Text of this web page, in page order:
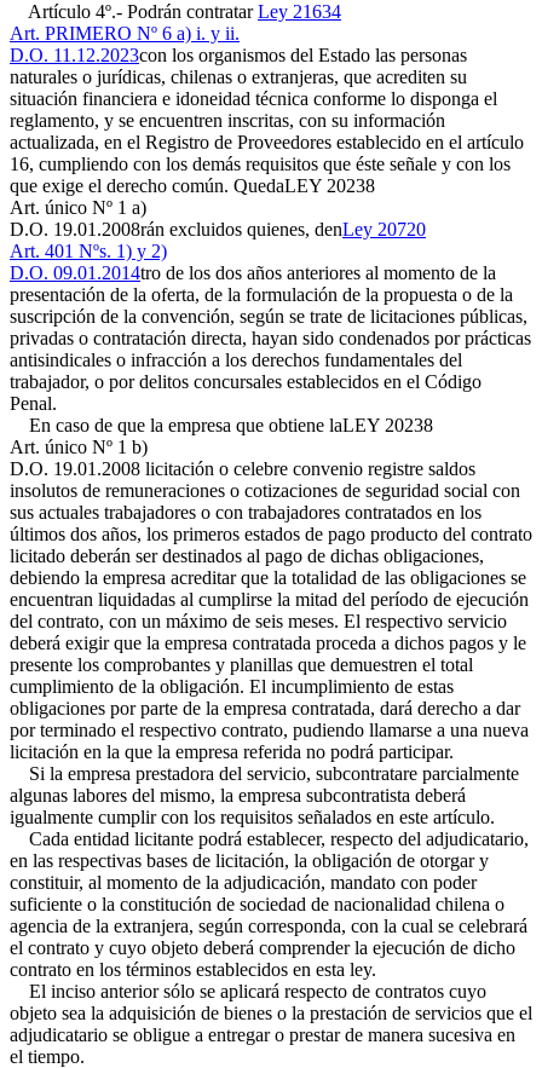
Artículo 4º.- Podrán contratarLey 21634
Art. PRIMERO Nº 6 a) i. y ii.
D.O. 11.12.2023con los organismos del Estado las personas
naturales o jurídicas, chilenas o extranjeras, que acrediten su
situación financiera e idoneidad técnica conforme lo disponga el
reglamento, y se encuentren inscritas, con su información
actualizada, en el Registro de Proveedores establecido en el artículo
16, cumpliendo con los demás requisitos que éste señale y con los
que exige el derecho común. QuedaLEY 20238
Art. único Nº 1 a)
D.O. 19.01.2008rán excluidos quienes, denLey 20720
Art. 401 Nºs. 1) y 2)
D.O. 09.01.2014tro de los dos años anteriores al momento de la
presentación de la oferta, de la formulación de la propuesta o de la
suscripción de la convención, según se trate de licitaciones públicas,
privadas o contratación directa, hayan sido condenados por prácticas
antisindicales o infracción a los derechos fundamentales del
trabajador, o por delitos concursales establecidos en el Código
Penal.
En caso de que la empresa que obtiene laLEY 20238
Art. único Nº 1 b)
D.O. 19.01.2008 licitación o celebre convenio registre saldos
insolutos de remuneraciones o cotizaciones de seguridad social con
sus actuales trabajadores o con trabajadores contratados en los
últimos dos años, los primeros estados de pago producto del contrato
licitado deberán ser destinados al pago de dichas obligaciones,
debiendo la empresa acreditar que la totalidad de las obligaciones se
encuentran liquidadas al cumplirse la mitad del período de ejecución
del contrato, con un máximo de seis meses. El respectivo servicio
deberá exigir que la empresa contratada proceda a dichos pagos y le
presente los comprobantes y planillas que demuestren el total
cumplimiento de la obligación. El incumplimiento de estas
obligaciones por parte de la empresa contratada, dará derecho a dar
por terminado el respectivo contrato, pudiendo llamarse a una nueva
licitación en la que la empresa referida no podrá participar.
Si la empresa prestadora del servicio, subcontratare parcialmente
algunas labores del mismo, la empresa subcontratista deberá
igualmente cumplir con los requisitos señalados en este artículo.
Cada entidad licitante podrá establecer, respecto del adjudicatario,
en las respectivas bases de licitación, la obligación de otorgar y
constituir, al momento de la adjudicación, mandato con poder
suficiente o la constitución de sociedad de nacionalidad chilena o
agencia de la extranjera, según corresponda, con la cual se celebrará
el contrato y cuyo objeto deberá comprender la ejecución de dicho
contrato en los términos establecidos en esta ley.
El inciso anterior sólo se aplicará respecto de contratos cuyo
objeto sea la adquisición de bienes o la prestación de servicios que el
adjudicatario se obligue a entregar o prestar de manera sucesiva en
el tiempo.